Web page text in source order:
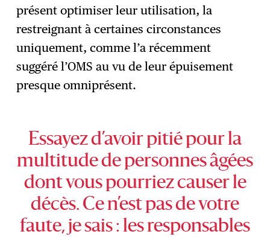
présent optimiser leur utilisation, la
restreignant à certaines circonstances
uniquement, comme l’a récemment
suggéré l’OMS au vu de leur épuisement
presque omniprésent.
Essayez d’avoir pitié pour la
multitude de personnes âgées
dont vous pourriez causer le
décès. Ce n’est pas de votre
faute, je sais : les responsables